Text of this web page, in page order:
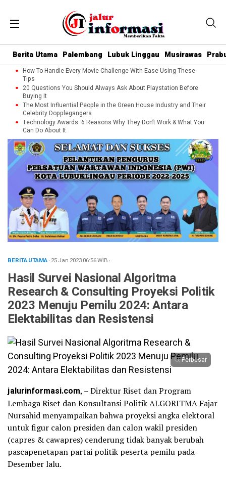
Berita Utama Palembang Lubuk Linggau Musirawas
How To Handle Every Movie Challenge With Ease Using These
Tips
20 Questions You Should Always Ask About Playstation Before
Buying It
The Most Influential People in the Green House Industry and Their
Celebrity Dopplegangers
Technology Awards: 6 Reasons Why They Don’t Work & What You
Can Do About It
BERITA UTAMA· 25 Jan 202306:56WIB ·
Hasil Survei Nasional Algoritma
Research & Consulting Proyeksi Politik
2023 Menuju Pemilu 2024: Antara
Elektabilitas dan Resistensi
Perbesar
jalurinformasi.com, – Direktur Riset dan Program
Lembaga Riset dan Konsultansi Politik ALGORITMA Fajar
Nursahid menyampaikan bahwa proyeksi angka elektoral
untuk figur calon presiden dan calon wakil presiden
(capres & cawapres) cenderung tidak banyak berubah
pascapenetapan partai politik peserta pemilu pada
Desember lalu.